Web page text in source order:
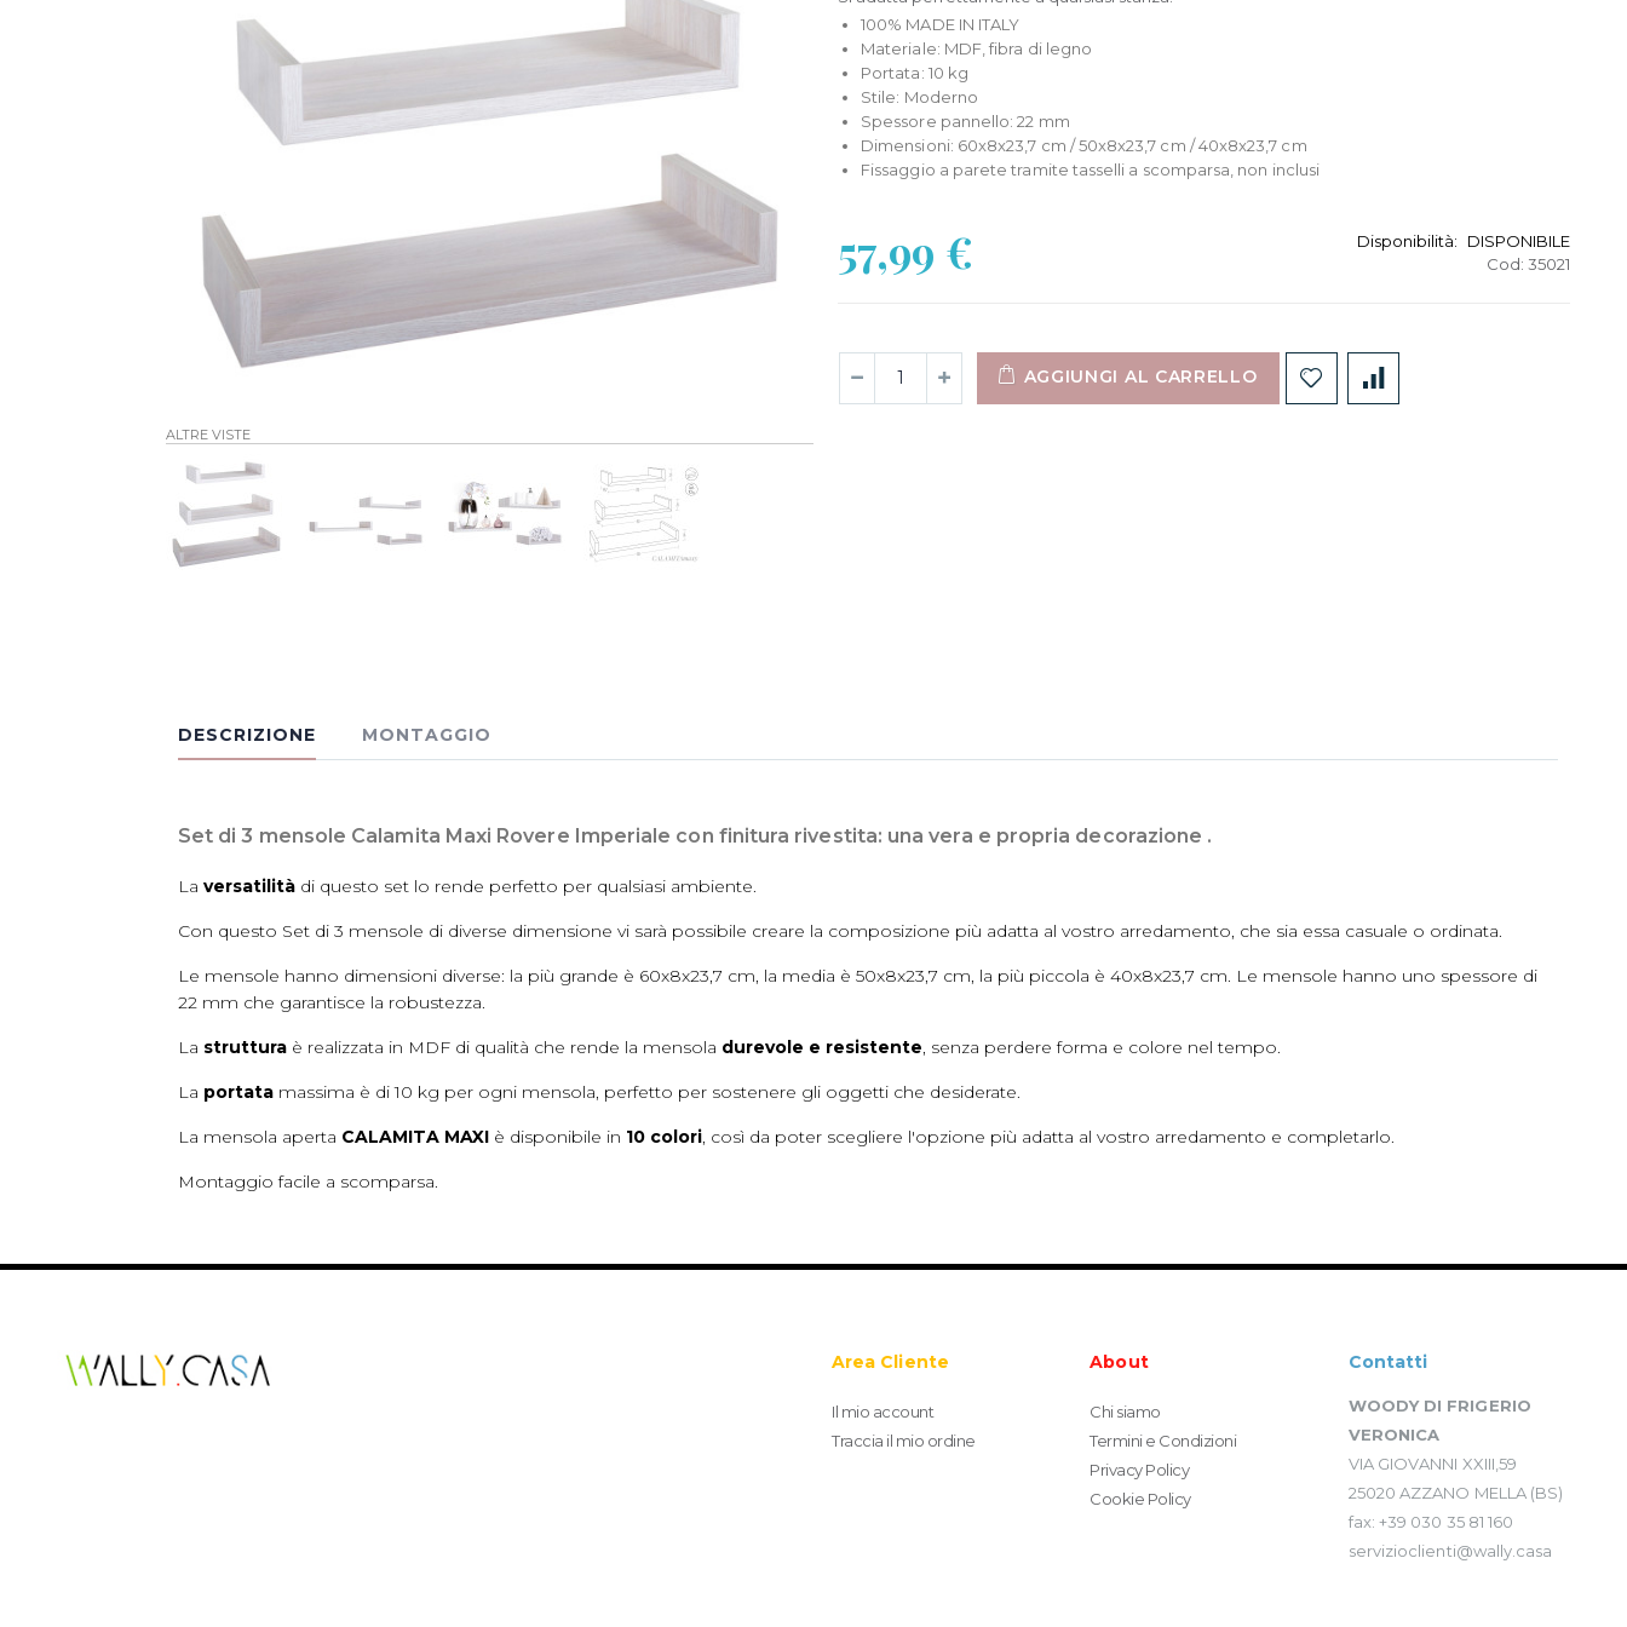
ALTRE VISTE
100% MADE IN ITALY
Materiale: MDF, fibra di legno
Portata: 10 kg
Stile: Moderno
Spessore pannello: 22 mm
Dimensioni: 60x8x23,7 cm / 50x8x23,7 cm / 40x8x23,7 cm
Fissaggio a parete tramite tasselli a scomparsa, non inclusi
Disponibilità:
DISPONIBILE
Cod: 35021
57,99 €
AGGIUNGI AL CARRELLO
DESCRIZIONE MONTAGGIO
Set di 3 mensole Calamita Maxi Rovere Imperiale con finitura rivestita: una vera e propria decorazione .
La versatilità di questo set lo rende perfetto per qualsiasi ambiente.
Con questo Set di 3 mensole di diverse dimensione vi sarà possibile creare la composizione più adatta al vostro arredamento, che sia essa casuale o ordinata.
Le mensole hanno dimensioni diverse: la più grande è 60x8x23,7 cm, la media è 50x8x23,7 cm, la più piccola è 40x8x23,7 cm. Le mensole hanno uno spessore di
22 mm che garantisce la robustezza.
La struttura è realizzata in MDF di qualità che rende la mensola durevole e resistente, senza perdere forma e colore nel tempo.
La portata massima è di 10 kg per ogni mensola, perfetto per sostenere gli oggetti che desiderate.
La mensola aperta CALAMITA MAXI è disponibile in 10 colori, così da poter scegliere l'opzione più adatta al vostro arredamento e completarlo.
Montaggio facile a scomparsa.
Area Cliente
Il mio account
Traccia il mio ordine
About
Chi siamo
Termini e Condizioni
Privacy Policy
Cookie Policy
Contatti
WOODY DI FRIGERIO
VERONICA
VIA GIOVANNI XXIII,59
25020 AZZANO MELLA (BS)
fax: +39 030 35 81 160
servizioclienti@wally.casa